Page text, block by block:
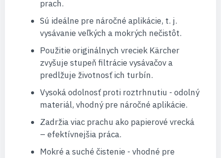
prach.
Sú ideálne pre náročné aplikácie, t. j.
vysávanie veľkých a mokrých nečistôt.
Použitie originálnych vreciek Kärcher
zvyšuje stupeň filtrácie vysávačov a
predlžuje životnosť ich turbín.
Vysoká odolnosť proti roztrhnutiu - odolný
materiál, vhodný pre náročné aplikácie.
Zadržia viac prachu ako papierové vrecká
– efektívnejšia práca.
Mokré a suché čistenie - vhodné pre